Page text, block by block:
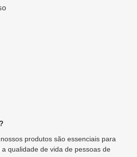
produtos são essenciais para
qualidade de vida de pessoas de